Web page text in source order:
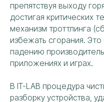
препятствуя выходу
достигая критических
механизм троттлинга
избежать сгорания.
падению
приложениях и играх.
В IT-LAB процедура
разборку устройства,
УЗНАТЬ
РЕМОНТА
«DELL»